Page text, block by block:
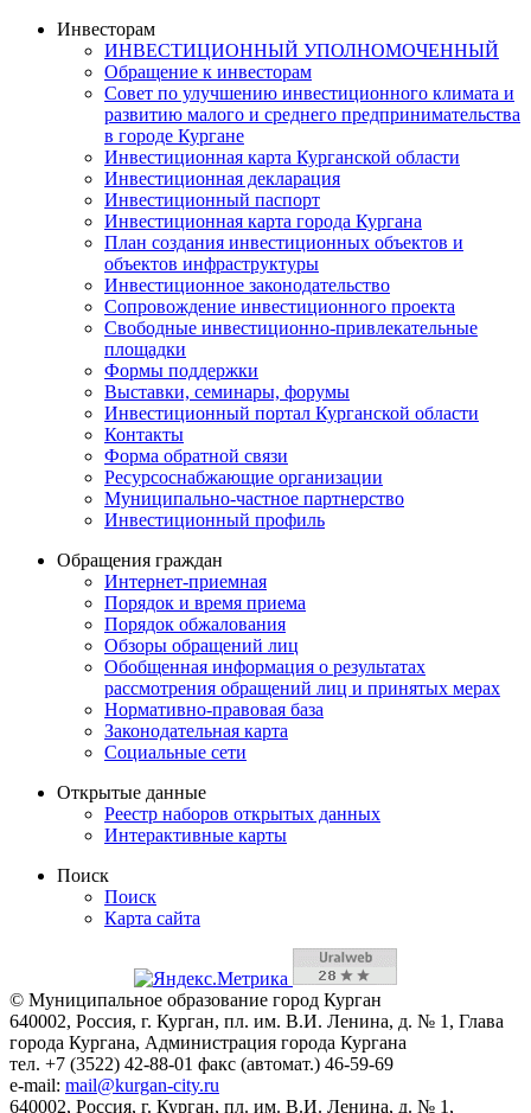
Инвесторам
ИНВЕСТИЦИОННЫЙ УПОЛНОМОЧЕННЫЙ
Обращение к инвесторам
Совет по улучшению инвестиционного климата и
развитию малого и среднего предпринимательства
в городе Кургане
Инвестиционная карта Курганской области
Инвестиционная декларация
Инвестиционный паспорт
Инвестиционная карта города Кургана
План создания инвестиционных объектов и
объектов инфраструктуры
Инвестиционное законодательство
Сопровождение инвестиционного проекта
Свободные инвестиционно-привлекательные
площадки
Формы поддержки
Выставки, семинары, форумы
Инвестиционный портал Курганской области
Контакты
Форма обратной связи
Ресурсоснабжающие организации
Муниципально-частное партнерство
Инвестиционный профиль
Обращения граждан
Интернет-приемная
Порядок и время приема
Порядок обжалования
Обзоры обращений лиц
Обобщенная информация о результатах
рассмотрения обращений лиц и принятых мерах
Нормативно-правовая база
Законодательная карта
Социальные сети
Открытые данные
Реестр наборов открытых данных
Интерактивные карты
Поиск
Поиск
Карта сайта
© Муниципальное образование город Курган
640002, Россия, г. Курган, пл. им. В.И. Ленина, д. № 1, Глава
города Кургана, Администрация города Кургана
тел. +7 (3522) 42-88-01 факс (автомат.) 46-59-69
e-mail: mail@kurgan-city.ru
640002, Россия, г. Курган, пл. им. В.И. Ленина, д. № 1,